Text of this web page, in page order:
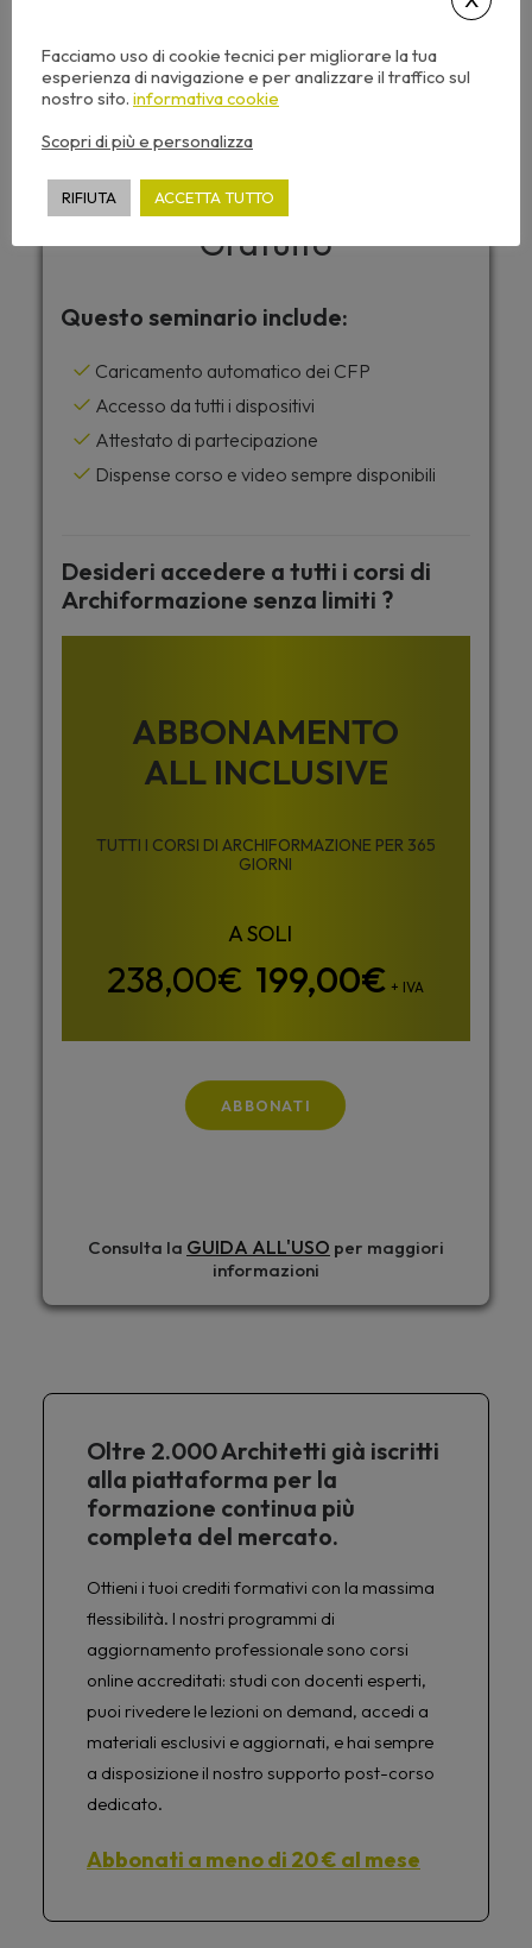
Gratuito
Questo seminario include:
Caricamento automatico dei CFP
Accesso da tutti i dispositivi
Attestato di partecipazione
Dispense corso e video sempre disponibili
Desideri accedere a tutti i corsi di
Archiformazione senza limiti ?
ABBONAMENTO
ALL INCLUSIVE
TUTTI I CORSI DI ARCHIFORMAZIONE PER 365
GIORNI
199,00€ + IVA
ABBONATI
Consulta la GUIDA ALL'USO per maggiori
informazioni
Oltre 2.000 Architetti già iscritti
alla piattaforma per la
formazione continua più
completa del mercato.
Ottieni i tuoi crediti formativi con la massima
flessibilità. I nostri programmi di
aggiornamento professionale sono corsi
online accreditati: studi con docenti esperti,
puoi rivedere le lezioni on demand, accedi a
materiali esclusivi e aggiornati, e hai sempre
a disposizione il nostro supporto post-corso
dedicato.
Abbonati a meno di 20 € al mese
Facciamo uso di cookie tecnici per migliorare la tua
esperienza di navigazione e per analizzare il traffico sul
nostro sito. informativa cookie
Scopri di più e personalizza
RIFIUTA ACCETTA TUTTO